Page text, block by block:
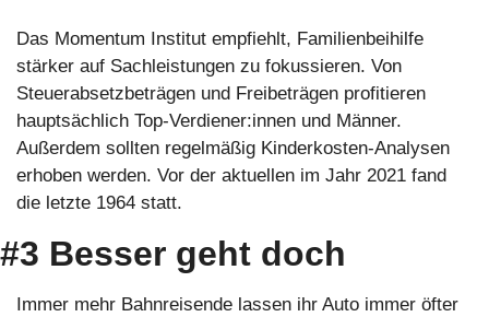
Das Momentum Institut empfiehlt, Familienbeihilfe
stärker auf Sachleistungen zu fokussieren. Von
Steuerabsetzbeträgen und Freibeträgen profitieren
hauptsächlich Top-Verdiener:innen und Männer.
Außerdem sollten regelmäßig Kinderkosten-Analysen
erhoben werden. Vor der aktuellen im Jahr 2021 fand
die letzte 1964 statt.
#3 Besser geht doch
Immer mehr Bahnreisende lassen ihr Auto immer öfter